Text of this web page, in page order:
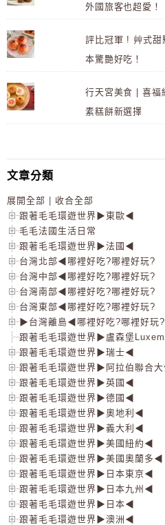
外國旅客也超愛！
評比冠軍 ! 艸式甜
本驚艷好吃！
行天宮美食 | 喜福
素糕餅新選擇
文章分類
展開全部 | 收合全部
跟著毛毛環遊世界▶東歐◀
毛毛法國生活日常
跟著毛毛環遊世界▶法國◀
台灣北部◀哪裡好吃?哪裡好玩?
台灣中部◀哪裡好吃?哪裡好玩?
台灣南部◀哪裡好吃?哪裡好玩?
台灣東部◀哪裡好吃?哪裡好玩?
▶台灣離島◀哪裡好吃?哪裡好玩?
跟著毛毛環遊世界▶盧森堡
跟著毛毛環遊世界▶瑞士◀
跟著毛毛環遊世界▶阿拉伯聯合
跟著毛毛環遊世界▶英國◀
跟著毛毛環遊世界▶德國◀
跟著毛毛環遊世界▶奧地利◀
跟著毛毛環遊世界▶義大利◀
跟著毛毛環遊世界▶美國紐約◀
跟著毛毛環遊世界▶美國奧蘭多◀
跟著毛毛環遊世界▶日本東京◀
跟著毛毛環遊世界▶日本九州◀
跟著毛毛環遊世界▶日本◀
跟著毛毛環遊世界▶澳洲◀